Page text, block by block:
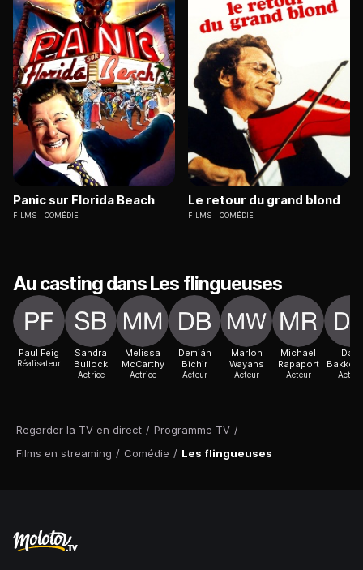
Regarder la TV en direct / Programme TV /
Films en streaming / Comédie / Les flingueuses
Panic sur Florida Beach
FILMS COMÉDIE
Le retour du grand blond
FILMS COMÉDIE
Au casting dans Les flingueuses
Paul Feig
Réalisateur
Sandra
Bullock
Actrice
Melissa
McCarthy
Actrice
Demián
Bichir
Acteur
Marlon
Wayans
Acteur
Michael
Rapaport
Acteur
Dan
Acteur